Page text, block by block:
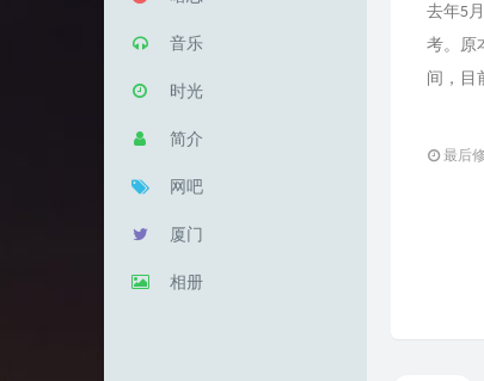
音乐
时光
简介
网吧
厦门
相册
去年5
考。原
间，目
最后